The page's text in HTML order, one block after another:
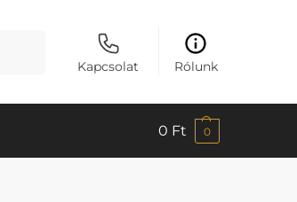
Kapcsolat Rólunk
0 Ft 0